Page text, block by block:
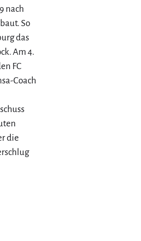
nach
So
das
Am 4.
FC
Coach
die